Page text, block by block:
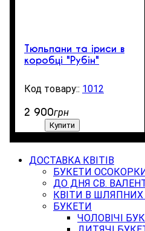
Тюльпани та іриси в
коробці "Рубін"
1012
2 900грн
Купити
ДОСТАВКА КВІТІВ
БУКЕТИ
ДО ДНЯ СВ.
КВІТИ В
БУКЕТИ
ЧОЛОВІЧІ